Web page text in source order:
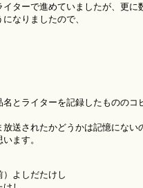
ターで進めていましたが、更に
なりましたので、
とライターを記録したもののコ
送されたかどうかは記憶にない
ます。
よしだたけし